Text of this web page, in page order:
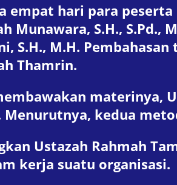
empat hari para
Munawara, S.H., S.Pd.,
S.H., M.H.
Thamrin.
materinya,
Menurutnya, kedua
Ustazah Rahmah
kerja suatu organisasi.